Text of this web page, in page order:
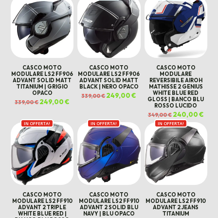
379,00 €. 260,00 €.
CASCO MOTO
MODULARE LS2 FF906
ADVANT SOLID MATT
TITANIUM | GRIGIO
OPACO
339,00€Il
prezzo
339,00 €.
249,00€
249,00 €.
CASCO MOTO
MODULARE LS2 FF906
ADVANT SOLID MATT
BLACK | NERO OPACO
339,00€Il
prezzo
249,00€
prezzo
attuale
249,00 €.
CASCO MOTO
MODULARE
REVERSIBILE AIROH
MATHISSE 2 GENIUS
WHITE BLUE RED
GLOSS | BANCO BLU
ROSSO LUCIDO
349,00€ Il
prezzo
originale
era:
349,00 €.
240,00€Il
è:
IN OFFERTA!
CASCO MOTO
MODULARE LS2 FF910
ADVANT 2 TRIPLE
WHITE BLUE RED |
IN OFFERTA!
CASCO MOTO
MODULARE LS2 FF910
ADVANT 2 SOLID BLU
NAVY | BLU OPACO
IN OFFERTA!
CASCO MOTO
MODULARE LS2 FF910
ADVANT 2 JEANS
TITANIUM